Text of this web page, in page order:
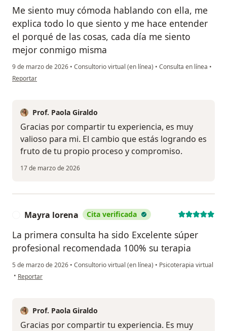
Me siento muy cómoda hablando con ella, me
explica todo lo que siento y me hace entender
el porqué de las cosas, cada día me siento
mejor conmigo misma
9 de marzo de 2026 • Consultorio virtual (en línea) • Consulta en línea •
en opinión del usuario Soledad
Reportar
Prof. Paola Giraldo
Gracias por compartir tu experiencia, es muy
valioso para mi. El cambio que estás logrando es
fruto de tu propio proceso y compromiso.
17 de marzo de 2026
Mayra lorena Cita verificada
La primera consulta ha sido Excelente súper
profesional recomendada 100% su terapia
5 de marzo de 2026 • Consultorio virtual (en línea) • Psicoterapia virtual
• en opinión del usuario Mayra lorena
Reportar
Prof. Paola Giraldo
Gracias por compartir tu experiencia. Es muy